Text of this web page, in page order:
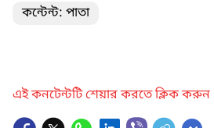
কন্টেন্ট: পাতা
এই কনটেন্টটি শেয়ার করতে ক্লিক করুন